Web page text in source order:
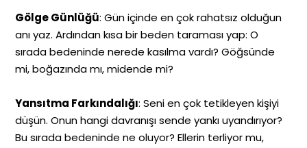
Gölge Günlüğü: Gün içinde en çok rahatsız olduğun
anı yaz. Ardından kısa bir beden taraması yap: O
sırada bedeninde nerede kasılma vardı? Göğsünde
mi, boğazında mı, midende mi?
Yansıtma Farkındalığı: Seni en çok tetikleyen kişiyi
düşün. Onun hangi davranışı sende yankı uyandırıyor?
Bu sırada bedeninde ne oluyor? Ellerin terliyor mu,